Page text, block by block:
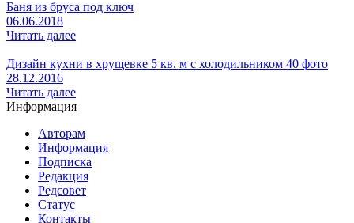
Баня из бруса под ключ
06.06.2018
Читать далее
Дизайн кухни в хрущевке 5 кв. м с холодильником 40 фото
28.12.2016
Читать далее
Информация
Авторам
Информация
Подписка
Редакция
Редсовет
Статус
Контакты